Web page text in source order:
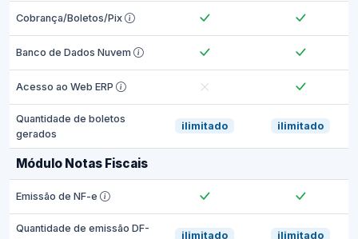
Cobrança/Boletos/Pix
Banco de Dados Nuvem
Acesso ao Web ERP
Quantidade de boletos
gerados
ilimitado ilimitado
Módulo Notas Fiscais
Emissão de NF-e
Quantidade de emissão DF-
ilimitado ilimitado